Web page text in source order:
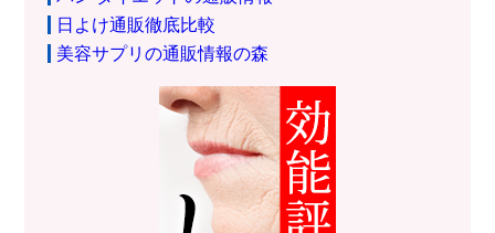
日よけ通販徹底比較
美容サプリの通販情報の森